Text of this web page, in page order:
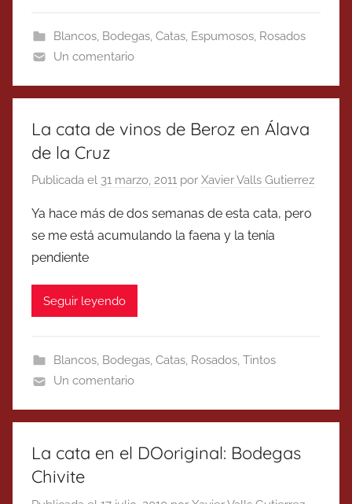
Blancos, Bodegas, Catas, Espumosos, Rosados
Un comentario
La cata de vinos de Beroz en Álava
de la Cruz
Publicada el 31 marzo, 2011 por Xavier Valls Gutierrez
Ya hace más de dos semanas de esta cata, pero
se me está acumulando la faena y la tenía
pendiente
Seguir leyendo
Blancos, Bodegas, Catas, Rosados, Tintos
Un comentario
La cata en el DOoriginal: Bodegas
Chivite